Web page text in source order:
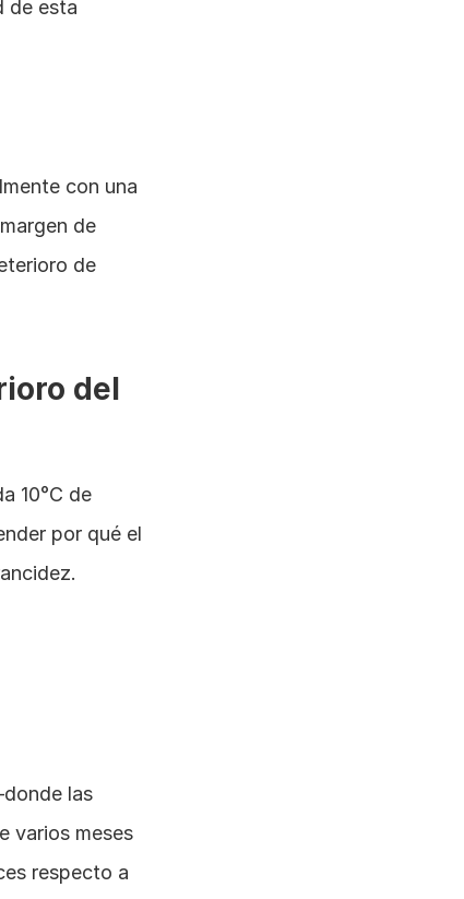
de esta
con una
de
de
del
10°C de
por qué el
las
varios meses
respecto a